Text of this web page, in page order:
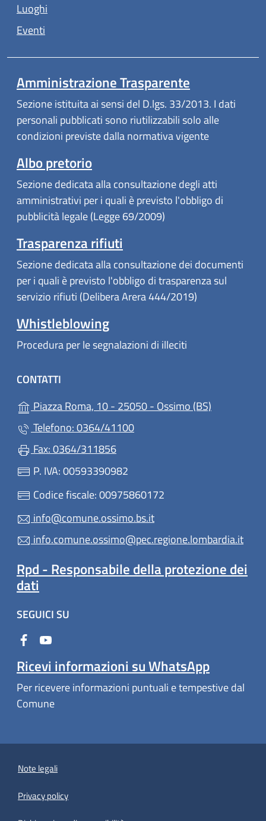
Luoghi
Eventi
Amministrazione Trasparente
Sezione istituita ai sensi del D.lgs. 33/2013. I dati
personali pubblicati sono riutilizzabili solo alle
condizioni previste dalla normativa vigente
Albo pretorio
Sezione dedicata alla consultazione degli atti
amministrativi per i quali è previsto l'obbligo di
pubblicità legale (Legge 69/2009)
Trasparenza rifiuti
Sezione dedicata alla consultazione dei documenti
per i quali è previsto l'obbligo di trasparenza sul
servizio rifiuti (Delibera Arera 444/2019)
Whistleblowing
Procedura per le segnalazioni di illeciti
CONTATTI
Piazza Roma, 10 - 25050 - Ossimo (BS)
Telefono: 0364/41100
Fax: 0364/311856
P. IVA: 00593390982
Codice fiscale: 00975860172
info@comune.ossimo.bs.it
info.comune.ossimo@pec.regione.lombardia.it
Rpd - Responsabile della protezione dei
dati
SEGUICI SU
Ricevi informazioni su WhatsApp
Per ricevere informazioni puntuali e tempestive dal
Comune
Note legali
Privacy policy